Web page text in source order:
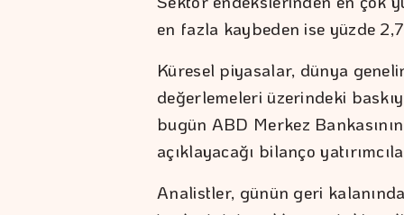
en fazla kaybeden ise yüzde
Küresel piyasalar, dünya
değerlemeleri üzerindeki
bugün ABD Merkez
açıklayacağı bilanço
Analistler, günün geri